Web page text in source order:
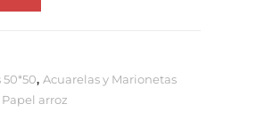
50*50,Acuarelas y Marionetas
Papel arroz